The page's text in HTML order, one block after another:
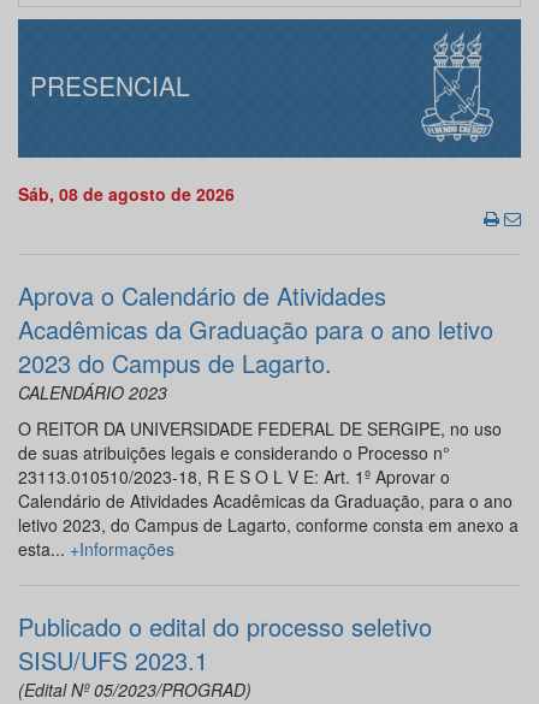
PRESENCIAL
Sáb, 08 de agosto de 2026
Aprova o Calendário de Atividades
Acadêmicas da Graduação para o ano letivo
2023 do Campus de Lagarto.
CALENDÁRIO 2023
O REITOR DA UNIVERSIDADE FEDERAL DE SERGIPE, no uso
de suas atribuições legais e considerando o Processo n°
23113.010510/2023-18, R E S O L V E: Art. 1º Aprovar o
Calendário de Atividades Acadêmicas da Graduação, para o ano
letivo 2023, do Campus de Lagarto, conforme consta em anexo a
esta... +Informações
Publicado o edital do processo seletivo
SISU/UFS 2023.1
(Edital Nº 05/2023/PROGRAD)